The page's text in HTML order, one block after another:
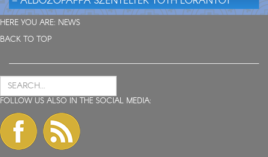
HERE YOU ARE: NEWS
BACK TO TOP
FOLLOW US ALSO IN THE SOCIAL MEDIA: